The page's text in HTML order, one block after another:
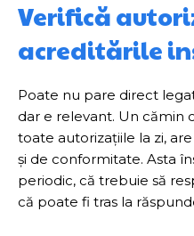
Verifică
acreditările
Poate nu pare direct
dar e relevant. Un cămin
toate autorizațiile la zi,
și de conformitate. Asta
periodic, că trebuie să
că poate fi tras la